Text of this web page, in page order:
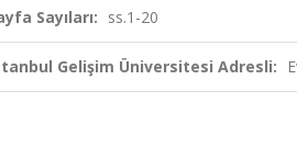
Sayıları: ss.1-20
Gelişim Üniversitesi Adresli: